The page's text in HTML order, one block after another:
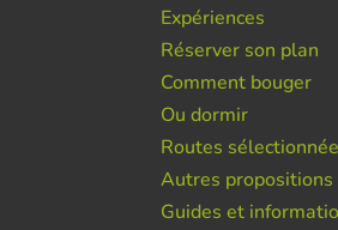
Expériences
Réserver son plan
Comment bouger
Ou dormir
Routes
Autres propositions
Guides et